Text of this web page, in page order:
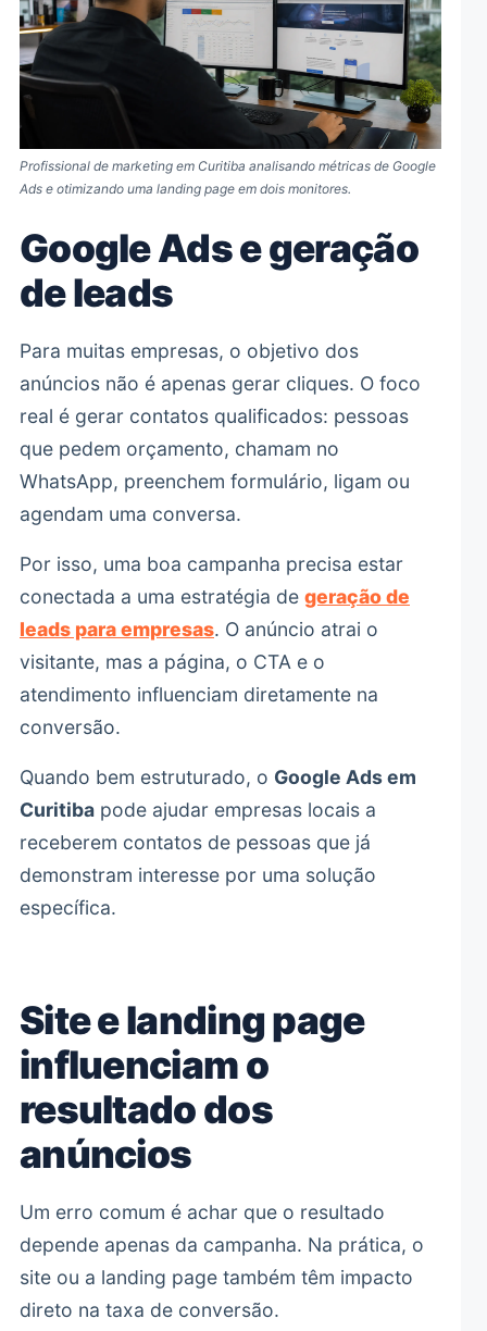
Profissional de marketing em Curitiba analisando métricas de Google
Ads e otimizando uma landing page em dois monitores.
Google Ads e geração
de leads
Para muitas empresas, o objetivo dos
anúncios não é apenas gerar cliques. O foco
real é gerar contatos qualificados: pessoas
que pedem orçamento, chamam no
WhatsApp, preenchem formulário, ligam ou
agendam uma conversa.
Por isso, uma boa campanha precisa estar
conectada a uma estratégia de geração de
leads para empresas. O anúncio atrai o
visitante, mas a página, o CTA e o
atendimento influenciam diretamente na
conversão.
Quando bem estruturado, o Google Ads em
Curitiba pode ajudar empresas locais a
receberem contatos de pessoas que já
demonstram interesse por uma solução
específica.
Site e landing page
influenciam o
resultado dos
anúncios
Um erro comum é achar que o resultado
depende apenas da campanha. Na prática, o
site ou a landing page também têm impacto
direto na taxa de conversão.